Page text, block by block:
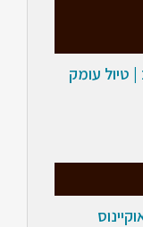
טיול עומק